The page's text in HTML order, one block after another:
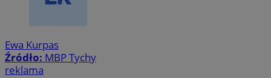
Ewa Kurpas
Źródło: MBP Tychy
reklama